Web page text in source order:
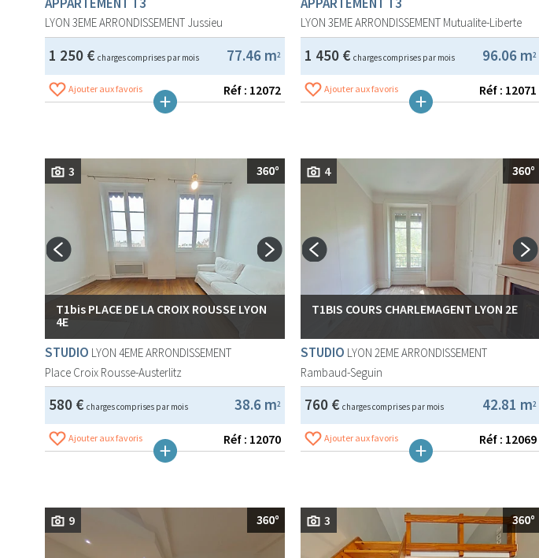
LYON 3EME ARRONDISSEMENT Jussieu
77.46 m2
1 250 € charges comprises par mois
Ajouter aux favoris Réf : 12072
LYON 3EME ARRONDISSEMENT Mutualite-Liberte
96.06 m2
1 450 € charges comprises par mois
Ajouter aux favoris Réf : 12071
3
T1bis PLACE DE LA CROIX ROUSSE LYON
4E
STUDIO LYON 4EME ARRONDISSEMENT
Place Croix Rousse-Austerlitz
38.6 m2
580 € charges comprises par mois
Ajouter aux favoris Réf : 12070
4
T1BIS COURS CHARLEMAGENT LYON 2E
STUDIO LYON 2EME ARRONDISSEMENT
Rambaud-Seguin
42.81 m2
760 € charges comprises par mois
Ajouter aux favoris Réf : 12069
9 3